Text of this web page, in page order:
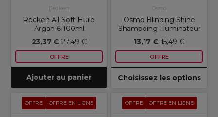
Redken
Redken All Soft Huile
Argan-6 100ml
23,37 €27,49 €
OFFRE
Ajouter au panier
Osmo
Osmo Blinding Shine
Shampoing Illuminateur
13,17 € 15,49 €
OFFRE
Choisissez les options
OFFRE OFFRE EN LIGNE OFFRE OFFRE EN LIGNE